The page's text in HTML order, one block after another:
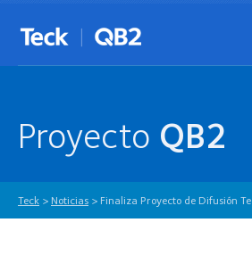
Proyecto QB2
Teck > Noticias > Finaliza Proyecto de Difusión